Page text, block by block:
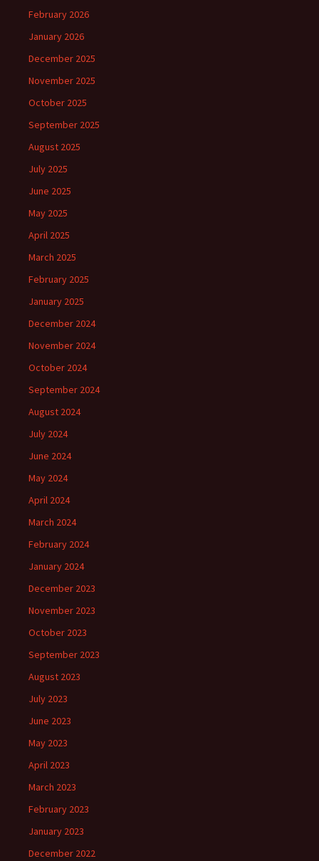
February 2026
January 2026
December 2025
November 2025
October 2025
September 2025
August 2025
July 2025
June 2025
May 2025
April 2025
March 2025
February 2025
January 2025
December 2024
November 2024
October 2024
September 2024
August 2024
July 2024
June 2024
May 2024
April 2024
March 2024
February 2024
January 2024
December 2023
November 2023
October 2023
September 2023
August 2023
July 2023
June 2023
May 2023
April 2023
March 2023
February 2023
January 2023
December 2022